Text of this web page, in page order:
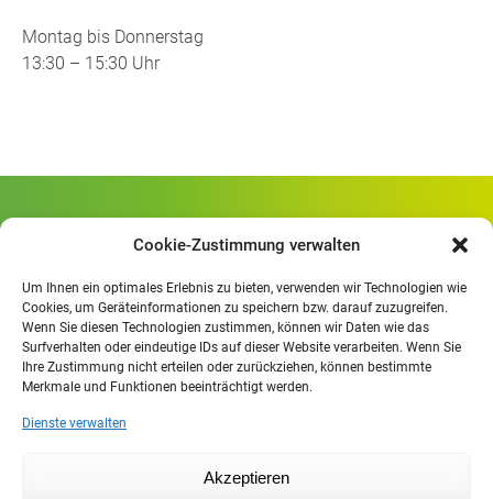
Cookie-Zustimmung verwalten
Um Ihnen ein optimales Erlebnis zu bieten, verwenden wir Technologien wie
Cookies, um Geräteinformationen zu speichern bzw. darauf zuzugreifen.
Wenn Sie diesen Technologien zustimmen, können wir Daten wie das
Surfverhalten oder eindeutige IDs auf dieser Website verarbeiten. Wenn Sie
Ihre Zustimmung nicht erteilen oder zurückziehen, können bestimmte
Merkmale und Funktionen beeinträchtigt werden.
Dienste verwalten
Akzeptieren
Montag bis Donnerstag
13:30 – 15:30 Uhr
Rheinlandstraße 80
Öffnungszeiten:
Mo. - Fr.
07.30 - 13.00 Uhr
Mo. - Do.
13:30 - 15.30 Uhr
Datenschutzerklärung